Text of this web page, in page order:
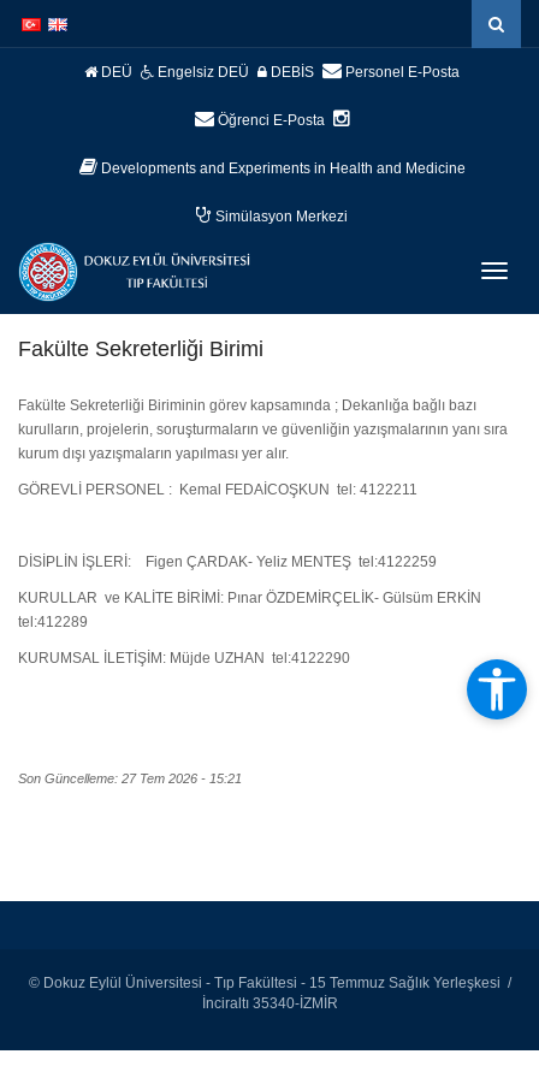
atla
atla
DEÜ Engelsiz DEÜ DEBİS Personel E-Posta
Öğrenci E-Posta
Developments and Experiments in Health and Medicine
Simülasyon Merkezi
Fakülte Sekreterliği Birimi
Fakülte Sekreterliği Biriminin görev kapsamında ; Dekanlığa bağlı bazı
kurulların, projelerin, soruşturmaların ve güvenliğin yazışmalarının yanı sıra
kurum dışı yazışmaların yapılması yer alır.
GÖREVLİ PERSONEL : Kemal FEDAİCOŞKUN tel: 4122211
DİSİPLİN İŞLERİ: Figen ÇARDAK- Yeliz MENTEŞ tel:4122259
KURULLAR ve KALİTE BİRİMİ: Pınar ÖZDEMİRÇELİK- Gülsüm ERKİN
tel:412289
KURUMSAL İLETİŞİM: Müjde UZHAN tel:4122290
Son Güncelleme: 27 Tem 2026 - 15:21
© Dokuz Eylül Üniversitesi - Tıp Fakültesi - 15 Temmuz Sağlık Yerleşkesi /
İnciraltı 35340-İZMİR